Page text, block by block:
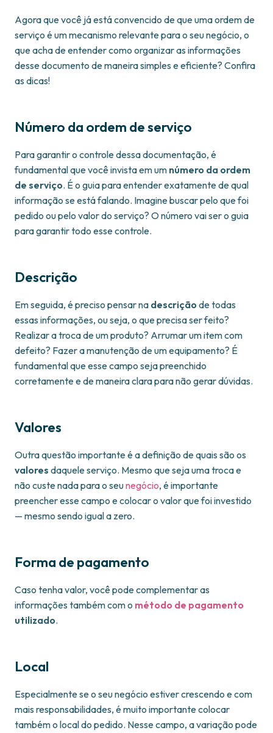
Agora que você já está convencido de que uma ordem de
serviço é um mecanismo relevante para o seu negócio, o
que acha de entender como organizar as informações
desse documento de maneira simples e eficiente? Confira
as dicas!
Número da ordem de serviço
Para garantir o controle dessa documentação, é
fundamental que você invista em um número da ordem
de serviço. É o guia para entender exatamente de qual
informação se está falando. Imagine buscar pelo que foi
pedido ou pelo valor do serviço? O número vai ser o guia
para garantir todo esse controle.
Descrição
Em seguida, é preciso pensar na descrição de todas
essas informações, ou seja, o que precisa ser feito?
Realizar a troca de um produto? Arrumar um item com
defeito? Fazer a manutenção de um equipamento? É
fundamental que esse campo seja preenchido
corretamente e de maneira clara para não gerar dúvidas.
Valores
Outra questão importante é a definição de quais são os
valores daquele serviço. Mesmo que seja uma troca e
não custe nada para o seunegócio, é importante
preencher esse campo e colocar o valor que foi investido
— mesmo sendo igual a zero.
Forma de pagamento
Caso tenha valor, você pode complementar as
informações também com o método de pagamento
utilizado.
Local
Especialmente se o seu negócio estiver crescendo e com
mais responsabilidades, é muito importante colocar
também o local do pedido. Nesse campo, a variação pode